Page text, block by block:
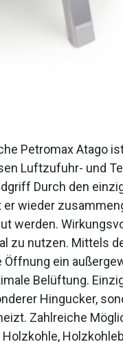
Petromax Atago
Luftzufuhr- und
Durch den
wieder
werden.
zu nutzen. Mittels
Öffnung ein
Belüftung.
Hingucker,
Zahlreiche